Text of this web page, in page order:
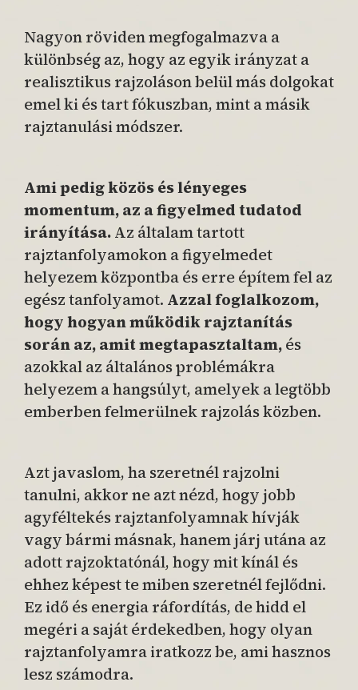
Nagyon röviden megfogalmazva a
különbség az, hogy az egyik irányzat a
realisztikus rajzoláson belül más dolgokat
emel ki és tart fókuszban, mint a másik
rajztanulási módszer.
Ami pedig közös és lényeges
momentum, az a figyelmed tudatod
irányítása.Az általam tartott
rajztanfolyamokon a figyelmedet
helyezem központba és erre építem fel az
egész tanfolyamot. Azzal foglalkozom,
hogy hogyan működik rajztanítás
során az, amit megtapasztaltam,és
azokkal az általános problémákra
helyezem a hangsúlyt, amelyek a legtöbb
emberben felmerülnek rajzolás közben.
Azt javaslom, ha szeretnél rajzolni
tanulni, akkor ne azt nézd, hogy jobb
agyféltekés rajztanfolyamnak hívják
vagy bármi másnak, hanem járj utána az
adott rajzoktatónál, hogy mit kínál és
ehhez képest te miben szeretnél fejlődni.
Ez idő és energia ráfordítás, de hidd el
megéri a saját érdekedben, hogy olyan
rajztanfolyamra iratkozz be, ami hasznos
lesz számodra.